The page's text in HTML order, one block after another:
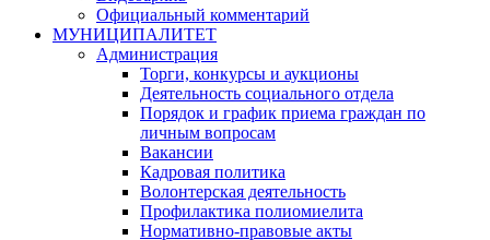
Официальный комментарий
МУНИЦИПАЛИТЕТ
Администрация
Торги, конкурсы и аукционы
Деятельность социального отдела
Порядок и график приема граждан по
личным вопросам
Вакансии
Кадровая политика
Волонтерская деятельность
Профилактика полиомиелита
Нормативно-правовые акты